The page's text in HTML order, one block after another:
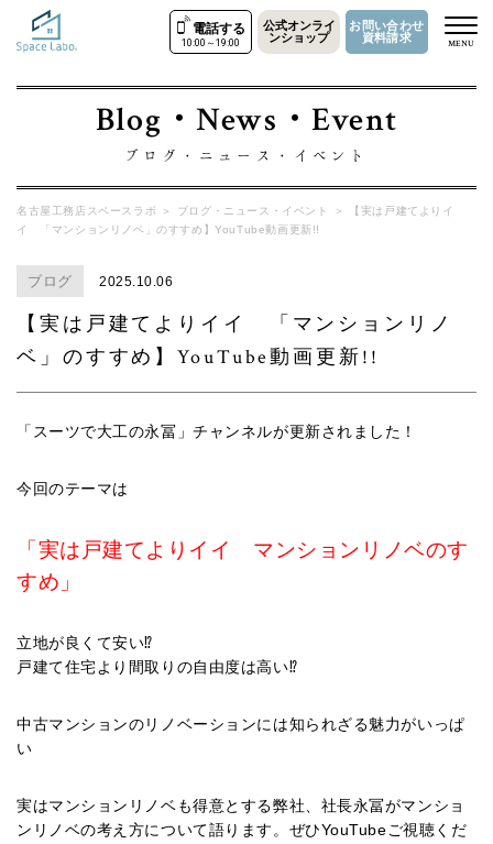
電話する
10:00～19:00
公式オンライ
ンショップ
お問い合わせ
資料請求
MENU
Blog・News・Event
ブログ・ニュース・イベント
名古屋工務店スペースラボ ＞ ブログ・ニュース・イベント ＞
【実は戸建てよりイ
イ 「マンションリノベ」のすすめ】YouTube動画更新!!
ブログ 2025.10.06
【実は戸建てよりイイ 「マンションリノ
ベ」のすすめ】YouTube動画更新!!
「スーツで大工の永冨」チャンネルが更新されました！
今回のテーマは
「実は戸建てよりイイ マンションリノベのす
すめ」
立地が良くて安い⁉
戸建て住宅より間取りの自由度は高い⁉
中古マンションのリノベーションには知られざる魅力がいっぱ
い
実はマンションリノベも得意とする弊社、社長永冨がマンショ
ンリノベの考え方について語ります。ぜひYouTubeご視聴くだ